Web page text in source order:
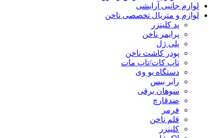
لوازم جانبی آرایشی
لوازم و متریال تخصصی ناخن
پد کلینزر
پرایمر ناخن
پلی ژل
پودر کاشت ناخن
تاپ کات/تاپ مات
دستگاه یو وی
رابر بیس
سوهان برقی
ضدقارچ
فرمر
قلم ناخن
کلینزر